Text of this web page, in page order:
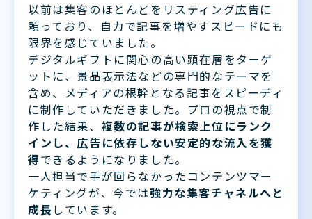
以前は集客のほとんどをリスティング広告に
頼っており、自力で記事を増やすスピードにも
限界を感じていました。
デジタルギフトに関心の高い顕在層をターゲ
ットに、景品表示法などの専門的なテーマを
含め、メディアの根幹となる記事をスピーディ
に制作していただきました。プロの視点で制
作した結果、 複数の記事が検索上位にランク
インし、広告に依存しない安定的な流入を獲
得できるようになりました。
一人担当で手が回らなかったコンテンツマー
ケティングが、今では強力な集客チャネルへと
成長 しています。